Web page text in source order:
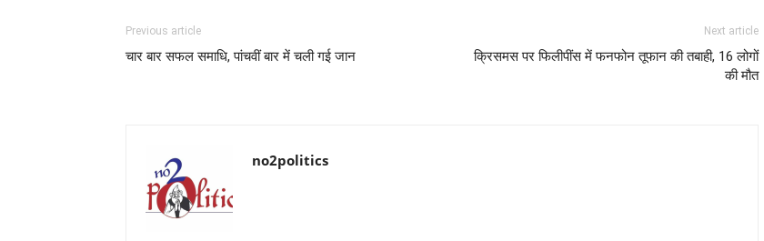
Previous article
चार बार सफल समाधि, पांचवीं बार में चली गई जान
Next article
क्रिसमस पर फिलीपींस में फनफोन तूफान की तबाही, 16 लोगों
की मौत
no2politics